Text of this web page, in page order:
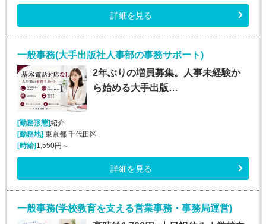
詳細を見る
一般事務(大手出版社人事部の事務サポート)
2年ぶりの増員募集。人事未経験か
ら始める大手出版…
[勤務形態]紹介
[勤務地] 東京都 千代田区
[時給] 1,550円～
詳細を見る
一般事務(学校教育を支える営業事務・事務局運営)